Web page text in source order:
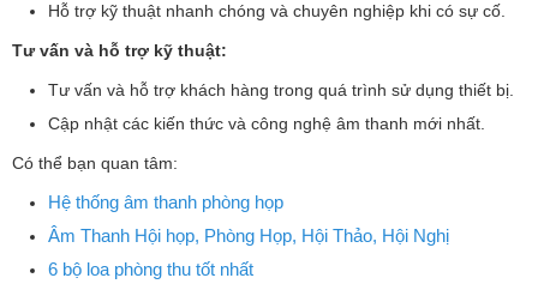
Hỗ trợ kỹ thuật nhanh chóng và chuyên nghiệp khi có sự cố.
Tư vấn và hỗ trợ kỹ thuật:
Tư vấn và hỗ trợ khách hàng trong quá trình sử dụng thiết bị.
Cập nhật các kiến thức và công nghệ âm thanh mới nhất.
Có thể bạn quan tâm:
Hệ thống âm thanh phòng họp
Âm Thanh Hội họp, Phòng Họp, Hội Thảo, Hội Nghị
6 bộ loa phòng thu tốt nhất